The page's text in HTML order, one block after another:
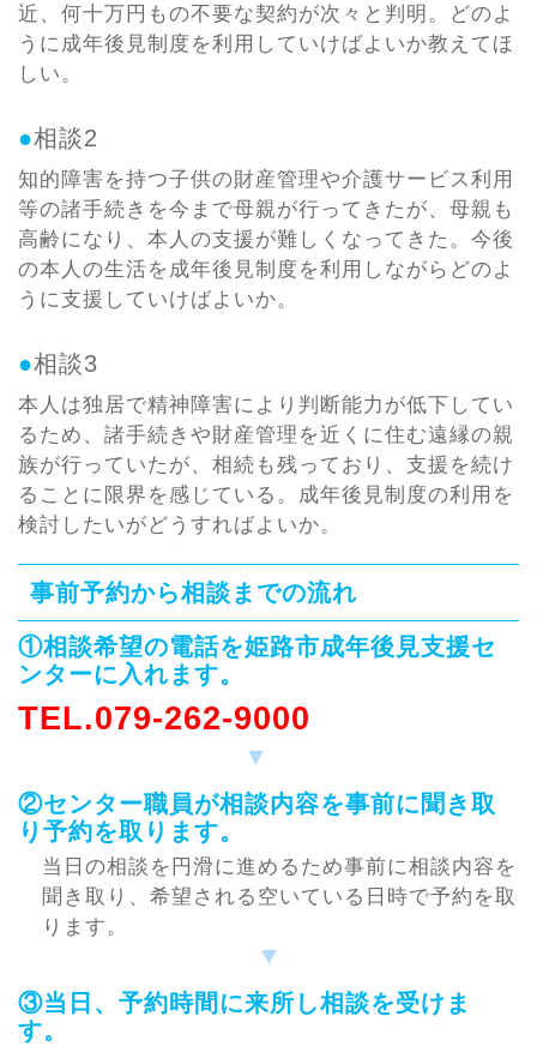
近、何十万円もの不要な契約が次々と判明。どのよ
うに成年後見制度を利用していけばよいか教えてほ
しい。
●相談2
知的障害を持つ子供の財産管理や介護サービス利用
等の諸手続きを今まで母親が行ってきたが、母親も
高齢になり、本人の支援が難しくなってきた。今後
の本人の生活を成年後見制度を利用しながらどのよ
うに支援していけばよいか。
●相談3
本人は独居で精神障害により判断能力が低下してい
るため、諸手続きや財産管理を近くに住む遠縁の親
族が行っていたが、相続も残っており、支援を続け
ることに限界を感じている。成年後見制度の利用を
検討したいがどうすればよいか。
事前予約から相談までの流れ
①相談希望の電話を姫路市成年後見支援セ
ンターに入れます。
TEL.079-262-9000
②センター職員が相談内容を事前に聞き取
り予約を取ります。
当日の相談を円滑に進めるため事前に相談内容を
聞き取り、希望される空いている日時で予約を取
ります。
③当日、予約時間に来所し相談を受けま
す。